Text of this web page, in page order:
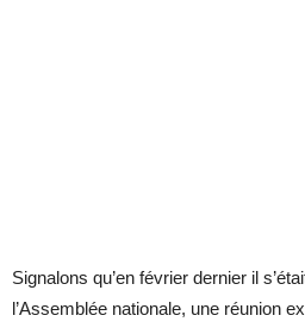
Signalons qu’en février dernier il
l’Assemblée nationale, une réunion